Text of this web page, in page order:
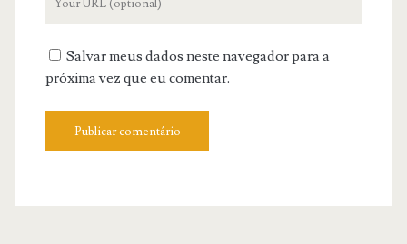
Salvar meus dados neste navegador para a
próxima vez que eu comentar.